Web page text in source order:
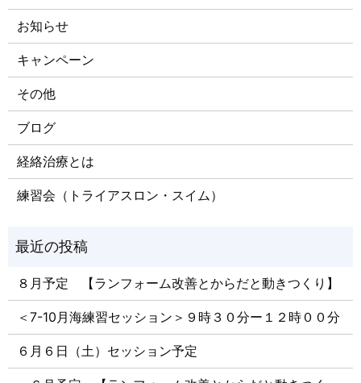
お知らせ
キャンペーン
その他
ブログ
経絡治療とは
練習会（トライアスロン・スイム）
８月予定 【ランフォーム改善とからだと動きつくり】
＜7-10月海練習セッション＞９時３０分ー１２時００分
６月６日（土）セッション予定